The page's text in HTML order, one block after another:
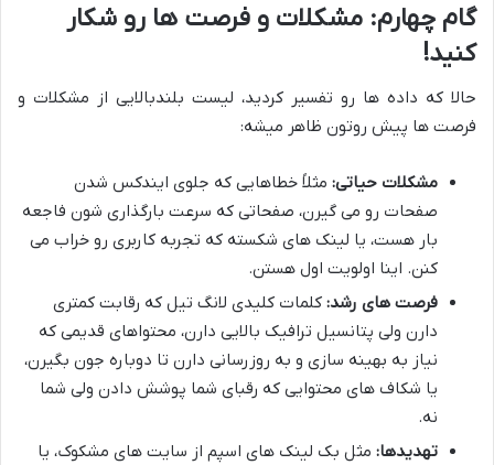
گام چهارم: مشکلات و فرصت ها رو شکار
کنید!
حالا که داده ها رو تفسیر کردید، لیست بلندبالایی از مشکلات و
فرصت ها پیش روتون ظاهر میشه:
مشکلات حیاتی: مثلاً خطاهایی که جلوی ایندکس شدن
صفحات رو می گیرن، صفحاتی که سرعت بارگذاری شون فاجعه
بار هست، یا لینک های شکسته که تجربه کاربری رو خراب می
کنن. اینا اولویت اول هستن.
فرصت های رشد: کلمات کلیدی لانگ تیل که رقابت کمتری
دارن ولی پتانسیل ترافیک بالایی دارن، محتواهای قدیمی که
نیاز به بهینه سازی و به روزرسانی دارن تا دوباره جون بگیرن،
یا شکاف های محتوایی که رقبای شما پوشش دادن ولی شما
نه.
تهدیدها: مثل بک لینک های اسپم از سایت های مشکوک، یا